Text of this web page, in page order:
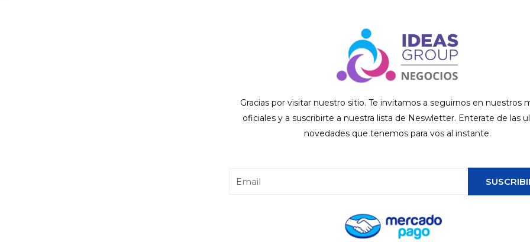
Gracias por visitar nuestro sitio. Te invitamos a seguirnos en nuestros
oficiales y a suscribirte a nuestra lista de Neswletter. Enterate de las
novedades que tenemos para vos al instante.